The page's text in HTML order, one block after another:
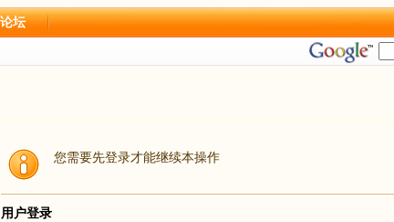
论坛
您需要先登录才能继续本操作
用户登录